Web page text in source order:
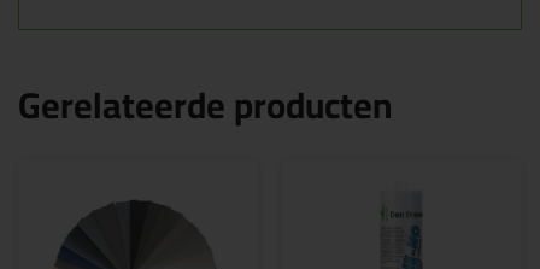
Gerelateerde producten